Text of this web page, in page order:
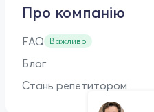
Про компанію
FAQ Важливо
Блог
Стань репетитором